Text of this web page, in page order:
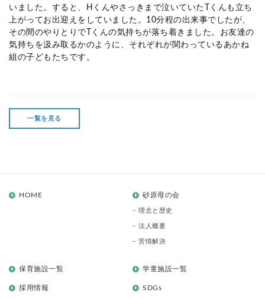
いました。すると、
H くんやさっきまで泣いていた
くんも立ち
上がってお出迎えをしていました。 10分程の出来事でしたが、
その間のやりとりで
くんの気持ちが落ち着きました。お友達の
気持ちを汲み取るかのように、それぞれが関わっているあかね
組の子どもたちです。
一覧を見る
HOME 砂原母の会
理念と歴史
法人概要
苦情解決
保育施設一覧 学童施設一覧
採用情報 SDGs